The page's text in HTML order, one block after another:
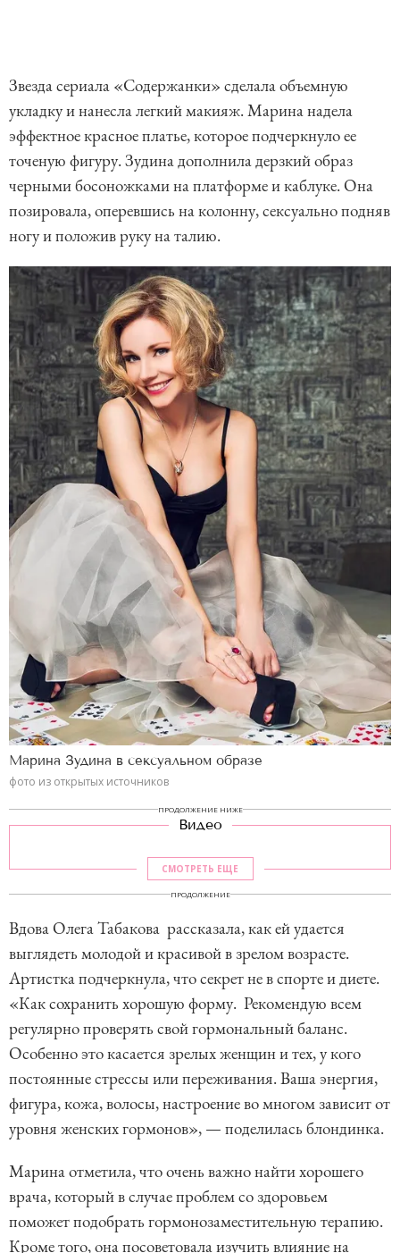
Звезда сериала «Содержанки» сделала объемную
укладку и нанесла легкий макияж. Марина надела
эффектное красное платье, которое подчеркнуло ее
точеную фигуру. Зудина дополнила дерзкий образ
черными босоножками на платформе и каблуке. Она
позировала, оперевшись на колонну, сексуально подняв
ногу и положив руку на талию.
Марина Зудина в сексуальном образе
фото из открытых источников
ПРОДОЛЖЕНИЕ НИЖЕ
Видео
СМОТРЕТЬ ЕЩЕ
ПРОДОЛЖЕНИЕ
Вдова Олега Табакова рассказала, как ей удается
выглядеть молодой и красивой в зрелом возрасте.
Артистка подчеркнула, что секрет не в спорте и диете.
«Как сохранить хорошую форму. Рекомендую всем
регулярно проверять свой гормональный баланс.
Особенно это касается зрелых женщин и тех, у кого
постоянные стрессы или переживания. Ваша энергия,
фигура, кожа, волосы, настроение во многом зависит от
уровня женских гормонов», — поделилась блондинка.
Марина отметила, что очень важно найти хорошего
врача, который в случае проблем со здоровьем
поможет подобрать гормонозаместительную терапию.
Кроме того, она посоветовала изучить влияние на